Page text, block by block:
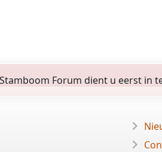
Forum dient u eerst in